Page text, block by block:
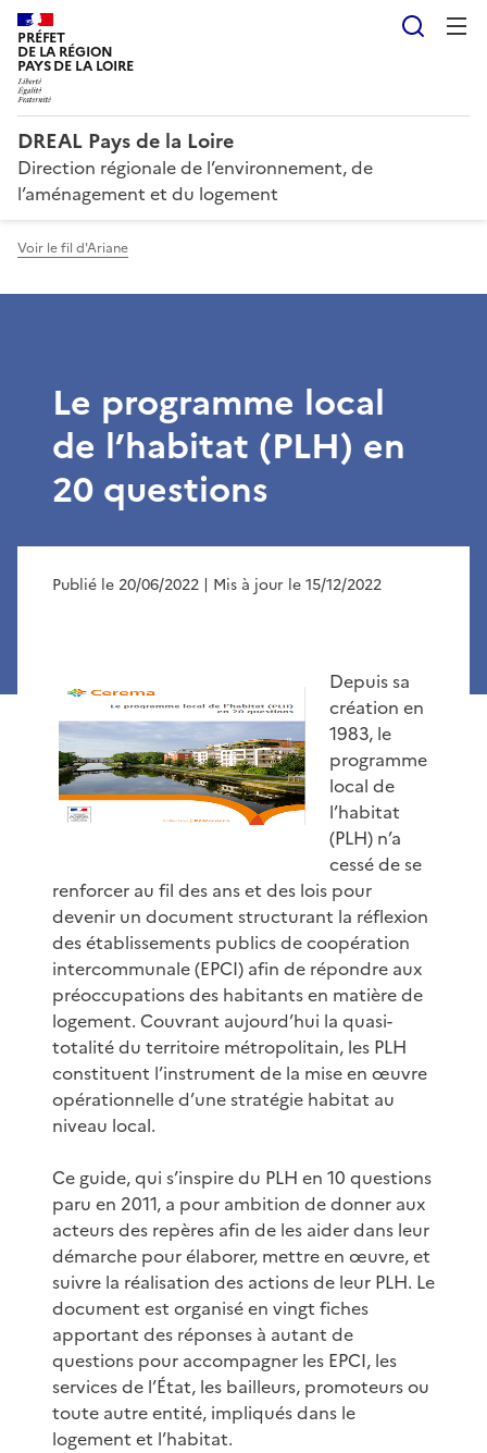
PRÉFET
DE LA RÉGION
PAYS DE LA LOIRE
DREAL Pays de la Loire
Direction régionale de l’environnement, de
l’aménagement et du logement
Voir le fil d'Ariane
Le programme local
de l’habitat (PLH) en
20 questions
Publié le 20/06/2022 | Mis à jour le 15/12/2022
Depuis sa
création en
1983, le
programme
local de
l’habitat
(PLH) n’a
cessé de se
renforcer au fil des ans et des lois pour
devenir un document structurant la réflexion
des établissements publics de coopération
intercommunale (EPCI) afin de répondre aux
préoccupations des habitants en matière de
logement. Couvrant aujourd’hui la quasi-
totalité du territoire métropolitain, les PLH
constituent l’instrument de la mise en œuvre
opérationnelle d’une stratégie habitat au
niveau local.
Ce guide, qui s’inspire du PLH en 10 questions
paru en 2011, a pour ambition de donner aux
acteurs des repères afin de les aider dans leur
démarche pour élaborer, mettre en œuvre, et
suivre la réalisation des actions de leur PLH. Le
document est organisé en vingt fiches
apportant des réponses à autant de
questions pour accompagner les EPCI, les
services de l’État, les bailleurs, promoteurs ou
toute autre entité, impliqués dans le
logement et l’habitat.